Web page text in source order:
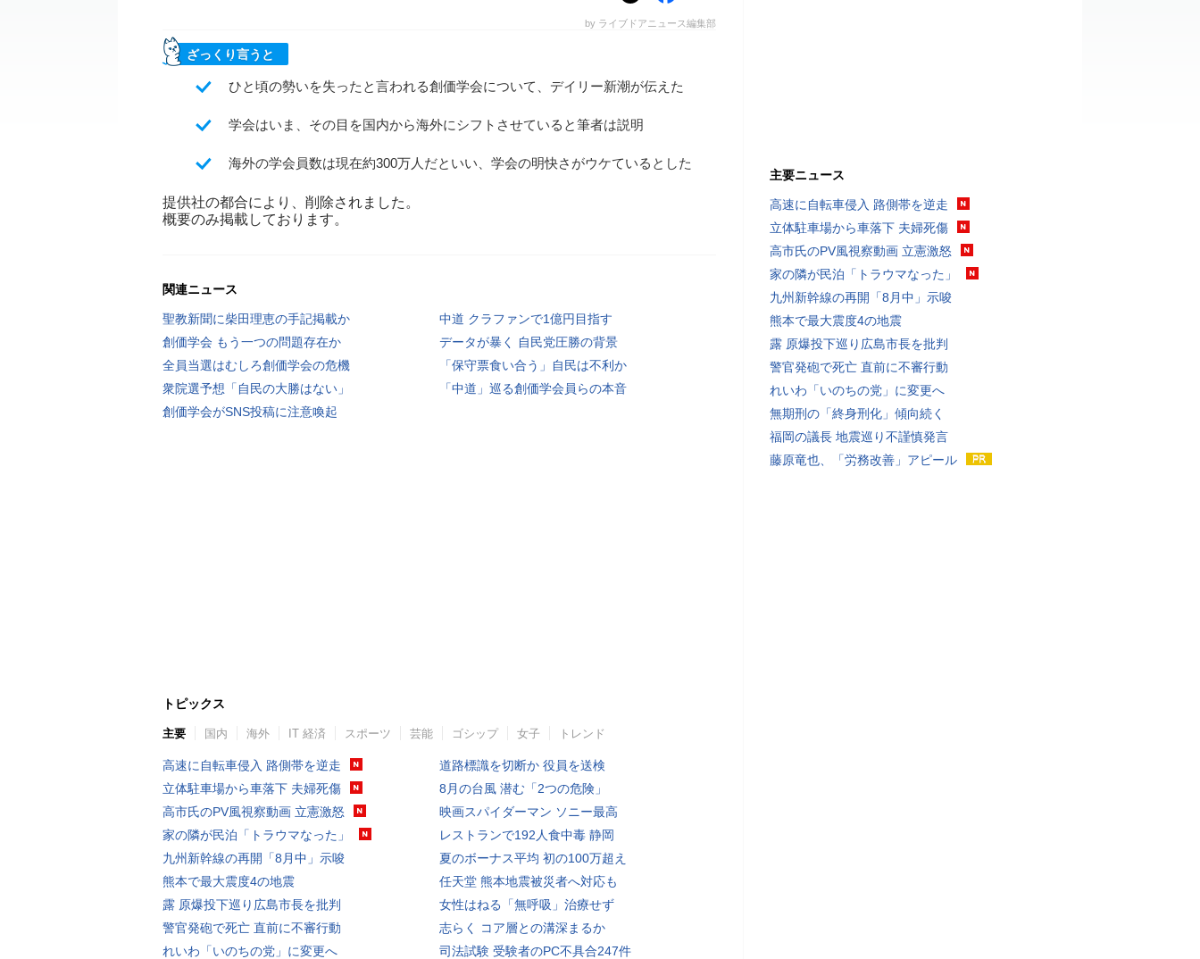
by ライブドアニュース編集部
ざっくり言うと
ひと頃の勢いを失ったと言われる創価学会について、デイリー新潮が伝えた
学会はいま、その目を国内から海外にシフトさせていると筆者は説明
海外の学会員数は現在約300万人だといい、学会の明快さがウケているとした
提供社の都合により、削除されました。
概要のみ掲載しております。
関連ニュース
聖教新聞に柴田理恵の手記掲載か
中道 クラファンで1億円目指す
創価学会 もう一つの問題存在か
データが暴く 自民党圧勝の背景
全員当選はむしろ創価学会の危機
「保守票食い合う」自民は不利か
衆院選予想「自民の大勝はない」
「中道」巡る創価学会員らの本音
創価学会がSNS投稿に注意喚起
トピックス
主要 国内 海外 IT 経済 スポーツ 芸能 ゴシップ 女子 トレンド
高速に自転車侵入 路側帯を逆走
立体駐車場から車落下 夫婦死傷
高市氏のPV風視察動画 立憲激怒
家の隣が民泊「トラウマなった」
九州新幹線の再開「8月中」示唆
熊本で最大震度4の地震
露 原爆投下巡り広島市長を批判
警官発砲で死亡 直前に不審行動
れいわ「いのちの党」に変更へ
道路標識を切断か 役員を送検
8月の台風 潜む「2つの危険」
映画スパイダーマン ソニー最高
レストランで192人食中毒 静岡
夏のボーナス平均 初の100万超え
任天堂 熊本地震被災者へ対応も
女性はねる「無呼吸」治療せず
志らく コア層との溝深まるか
司法試験 受験者のPC不具合247件
主要ニュース
高速に自転車侵入 路側帯を逆走
立体駐車場から車落下 夫婦死傷
高市氏のPV風視察動画 立憲激怒
家の隣が民泊「トラウマなった」
九州新幹線の再開「8月中」示唆
熊本で最大震度4の地震
露 原爆投下巡り広島市長を批判
警官発砲で死亡 直前に不審行動
れいわ「いのちの党」に変更へ
無期刑の「終身刑化」傾向続く
福岡の議長 地震巡り不謹慎発言
藤原竜也、「労務改善」アピール